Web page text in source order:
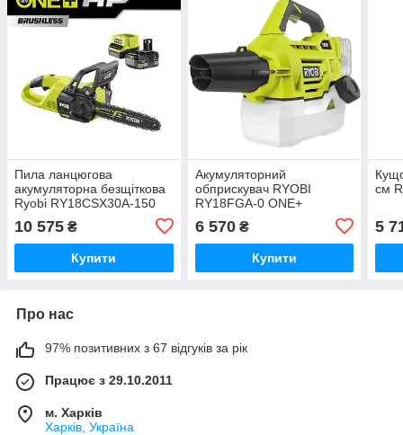
Пила ланцюгова
акумуляторна безщіткова
Ryobi RY18CSX30A-150
10 575 ₴
Купити
Акумуляторний
обприскувач RYOBI
RY18FGA-0 ONE+
6 570₴
Купити
см
5
Про нас
97% позитивних з 67 відгуків за рік
Працює з 29.10.2011
м. Харків
Харків, Україна